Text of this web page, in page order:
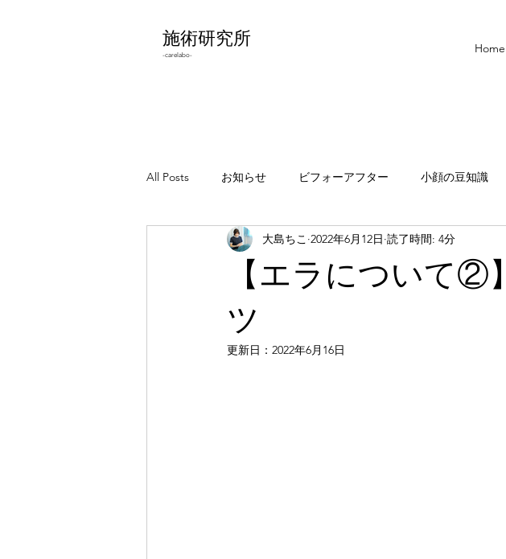
施術研究所
-carelabo- Home
All Posts お知らせ ビフォーアフター 小顔の豆知識
わりとどうでもいいこと エラ張りについて
【エラについて②
ツ
大島ちこ 2022年6月12日 読了時間: 4分
更新日： 2022年6月16日